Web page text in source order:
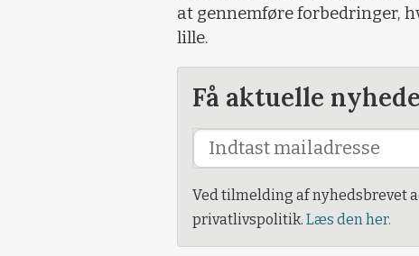
at gennemføre forbedringer,
lille.
Få aktuelle
Ved tilmelding af nyhedsbrevet
privatlivspolitik. Læs den her.